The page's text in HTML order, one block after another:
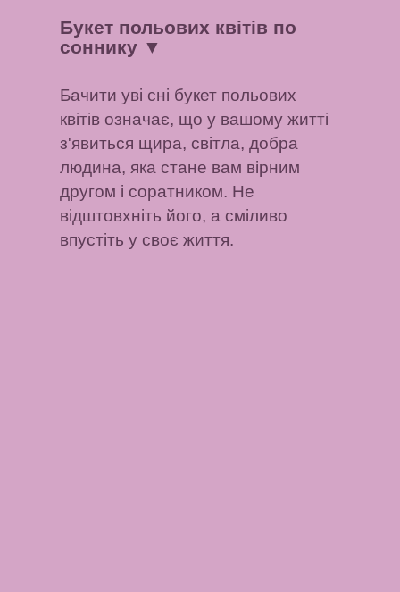
Букет польових квітів по
соннику ▼
Бачити уві сні букет польових
квітів означає, що у вашому житті
з'явиться щира, світла, добра
людина, яка стане вам вірним
другом і соратником. Не
відштовхніть його, а сміливо
впустіть у своє життя.